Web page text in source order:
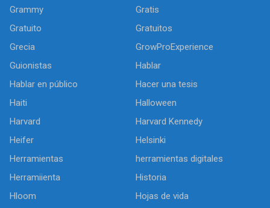
Grammy
Gratis
Gratuito
Gratuitos
Grecia
GrowProExperience
Guionistas
Hablar
Hablar en público
Hacer una tesis
Haiti
Halloween
Harvard
Harvard Kennedy
Heifer
Helsinki
Herramientas
herramientas digitales
Herramiienta
Historia
Hloom
Hojas de vida